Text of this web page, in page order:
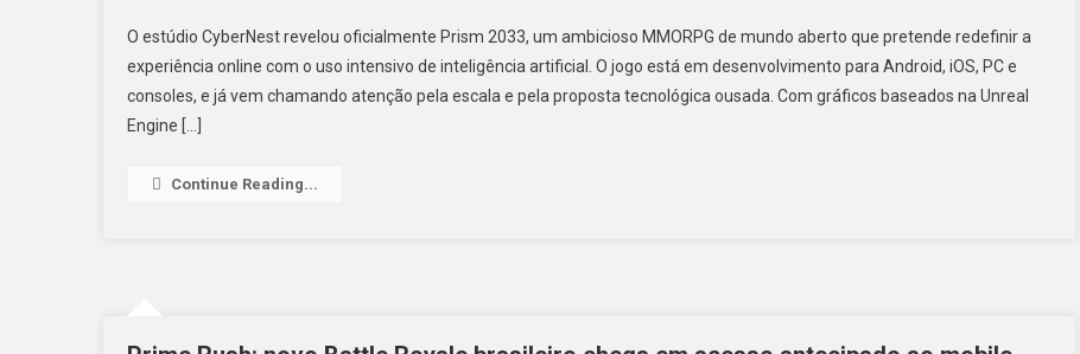
O estúdio CyberNest revelou oficialmente Prism 2033, um ambicioso MMORPG de mundo aberto que pretende redefinir a
experiência online com o uso intensivo de inteligência artificial. O jogo está em desenvolvimento para Android, iOS, PC e
consoles, e já vem chamando atenção pela escala e pela proposta tecnológica ousada. Com gráficos baseados na Unreal
Engine […]
Continue Reading...